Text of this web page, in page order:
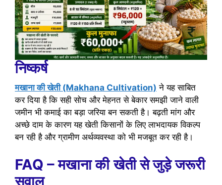
निष्कर्ष
मखाना की खेती (Makhana Cultivation) ने यह साबित
कर दिया है कि सही सोच और मेहनत से बेकार समझी जाने वाली
जमीन भी कमाई का बड़ा जरिया बन सकती है। बढ़ती मांग और
अच्छे दाम के कारण यह खेती किसानों के लिए लाभदायक विकल्प
बन रही है और ग्रामीण अर्थव्यवस्था को भी मजबूत कर रही है।
FAQ – मखाना की खेती से जुड़े जरूरी
सवाल